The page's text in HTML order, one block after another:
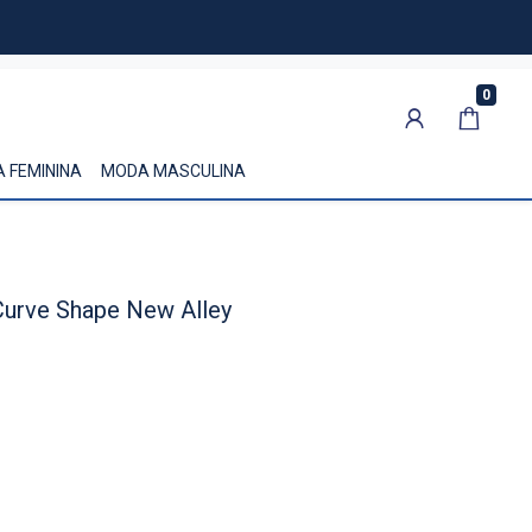
0
FEMININA MODA MASCULINA
Shape New Alley